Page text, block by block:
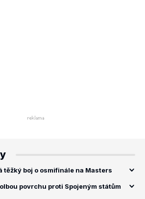
těžký boj o osmifinále na Masters
povrchu proti Spojeným státům